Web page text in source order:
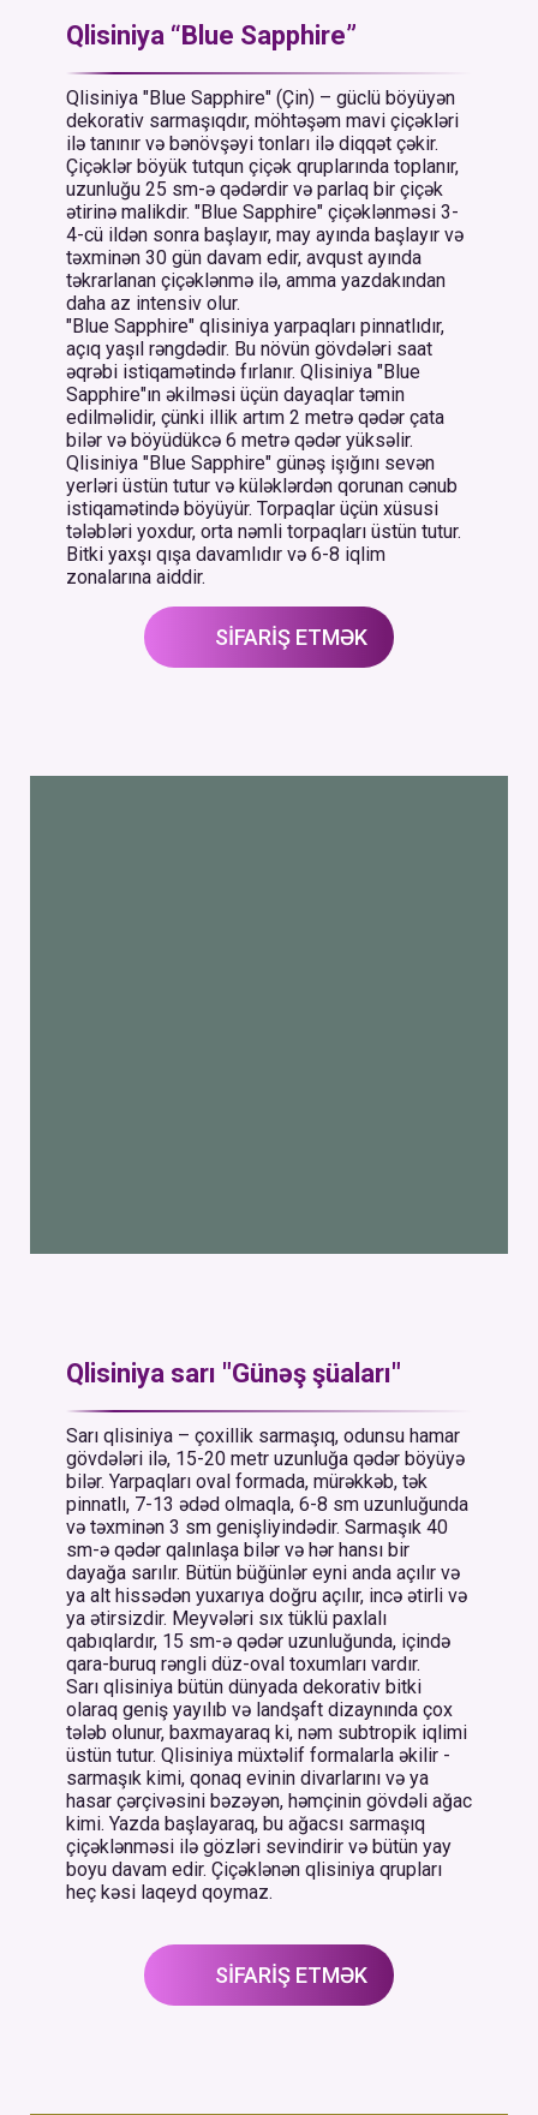
Qlisiniya “Blue Sapphire”
Qlisiniya "Blue Sapphire" (Çin) – güclü böyüyən
dekorativ sarmaşıqdır, möhtəşəm mavi çiçəkləri
ilə tanınır və bənövşəyi tonları ilə diqqət çəkir.
Çiçəklər böyük tutqun çiçək qruplarında toplanır,
uzunluğu 25 sm-ə qədərdir və parlaq bir çiçək
ətirinə malikdir. "Blue Sapphire" çiçəklənməsi 3-
4-cü ildən sonra başlayır, may ayında başlayır və
təxminən 30 gün davam edir, avqust ayında
təkrarlanan çiçəklənmə ilə, amma yazdakından
daha az intensiv olur.
"Blue Sapphire" qlisiniya yarpaqları pinnatlıdır,
açıq yaşıl rəngdədir. Bu növün gövdələri saat
əqrəbi istiqamətində fırlanır. Qlisiniya "Blue
Sapphire"ın əkilməsi üçün dayaqlar təmin
edilməlidir, çünki illik artım 2 metrə qədər çata
bilər və böyüdükcə 6 metrə qədər yüksəlir.
Qlisiniya "Blue Sapphire" günəş işığını sevən
yerləri üstün tutur və küləklərdən qorunan cənub
istiqamətində böyüyür. Torpaqlar üçün xüsusi
tələbləri yoxdur, orta nəmli torpaqları üstün tutur.
Bitki yaxşı qışa davamlıdır və 6-8 iqlim
zonalarına aiddir.
SİFARİŞ ETMƏK
Qlisiniya sarı "Günəş şüaları"
Sarı qlisiniya – çoxillik sarmaşıq, odunsu hamar
gövdələri ilə, 15-20 metr uzunluğa qədər böyüyə
bilər. Yarpaqları oval formada, mürəkkəb, tək
pinnatlı, 7-13 ədəd olmaqla, 6-8 sm uzunluğunda
və təxminən 3 sm genişliyindədir. Sarmaşık 40
sm-ə qədər qalınlaşa bilər və hər hansı bir
dayağa sarılır. Bütün büğünlər eyni anda açılır və
ya alt hissədən yuxarıya doğru açılır, incə ətirli və
ya ətirsizdir. Meyvələri sıx tüklü paxlalı
qabıqlardır, 15 sm-ə qədər uzunluğunda, içində
qara-buruq rəngli düz-oval toxumları vardır.
Sarı qlisiniya bütün dünyada dekorativ bitki
olaraq geniş yayılıb və landşaft dizaynında çox
tələb olunur, baxmayaraq ki, nəm subtropik iqlimi
üstün tutur. Qlisiniya müxtəlif formalarla əkilir -
sarmaşık kimi, qonaq evinin divarlarını və ya
hasar çərçivəsini bəzəyən, həmçinin gövdəli ağac
kimi. Yazda başlayaraq, bu ağacsı sarmaşıq
çiçəklənməsi ilə gözləri sevindirir və bütün yay
boyu davam edir. Çiçəklənən qlisiniya qrupları
heç kəsi laqeyd qoymaz.
SİFARİŞ ETMƏK